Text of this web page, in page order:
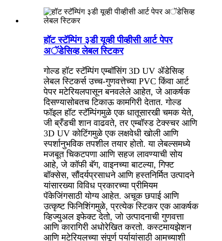
हॉट स्टॅम्पिंग ३डी यूव्ही पीव्हीसी आर्ट पेपर
अॅडेसिव्ह लेबल स्टिकर
गोल्ड हॉट स्टॅम्पिंग एम्बॉसिंग 3D UV ॲडेसिव्ह
लेबल स्टिकर्स उच्च-गुणवत्तेच्या PVC किंवा आर्ट
पेपर मटेरियलपासून बनवलेले आहेत, जे आकर्षक
दिसण्यासोबतच टिकाऊ कामगिरी देतात. गोल्ड
फॉइल हॉट स्टॅम्पिंगमुळे एक धातूसारखी चमक येते,
जी ब्रँडची शान वाढवते, तर एम्बॉस्ड टेक्स्चर आणि
3D UV कोटिंगमुळे एक लक्षवेधी खोली आणि
स्पर्शानुभविक तपशील तयार होतो. या लेबल्समध्ये
मजबूत चिकटपणा आणि सहज लावण्याची सोय
आहे, जे कॉफी बॅग, वाइनच्या बाटल्या, गिफ्ट
बॉक्सेस, सौंदर्यप्रसाधने आणि हस्तनिर्मित उत्पादने
यांसारख्या विविध प्रकारच्या प्रीमियम
पॅकेजिंगसाठी योग्य आहेत. अचूक छपाई आणि
उत्कृष्ट फिनिशिंगमुळे, प्रत्येक स्टिकर एक आकर्षक
व्हिज्युअल इफेक्ट देतो, जो उत्पादनाची गुणवत्ता
आणि कारागिरी अधोरेखित करतो. कस्टमायझेशन
आणि मटेरियलच्या संपूर्ण पर्यायांसाठी आमच्याशी